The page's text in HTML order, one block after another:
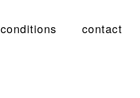
conditions contact